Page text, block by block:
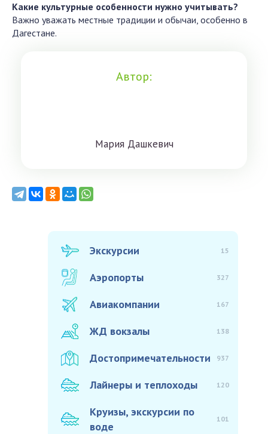
Какие культурные особенности нужно учитывать?
Важно уважать местные традиции и обычаи, особенно в
Дагестане.
Автор:
Мaрия Дaшкeвич
Экскурсии 15
Аэропорты 327
Авиакомпании 167
ЖД вокзалы 138
Достопримечательности 937
Лайнеры и теплоходы 120
Круизы, экскурсии по
воде
101